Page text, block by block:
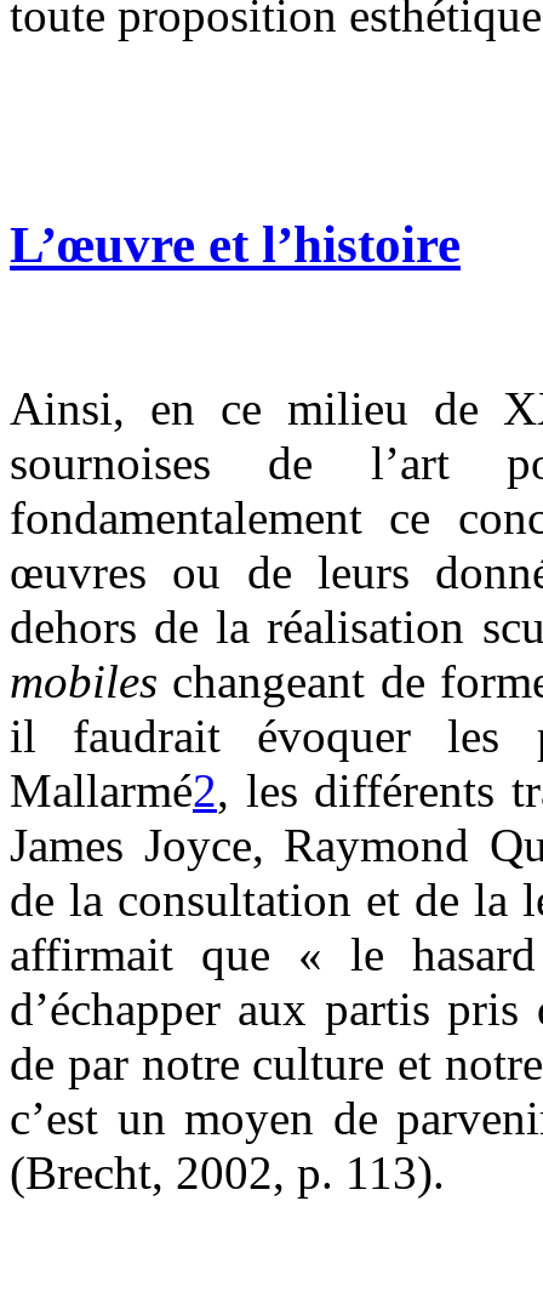
toute proposition
L’œuvre et l’histoire
Ainsi, en ce milieu de
sournoises de l’art
fondamentalement ce
œuvres ou de leurs
dehors de la réalisation
mobiles changeant de
il faudrait évoquer
Mallarmé2, les différents
James Joyce, Raymond
de la consultation et de la
affirmait que « le
d’échapper aux partis
de par notre culture et
c’est un moyen de
(Brecht, 2002, p. 113).